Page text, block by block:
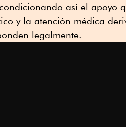
así el apoyo
y la atención médica
legalmente.